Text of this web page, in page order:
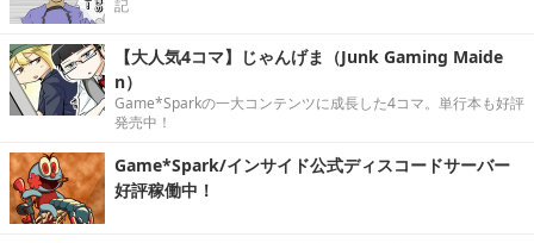
記
【大人気4コマ】じゃんげま（Junk Gaming Maide
n）
Game*Sparkの一大コンテンツに成長した4コマ。単行本も好評
発売中！
Game*Spark/インサイド公式ディスコードサーバー
好評稼働中！